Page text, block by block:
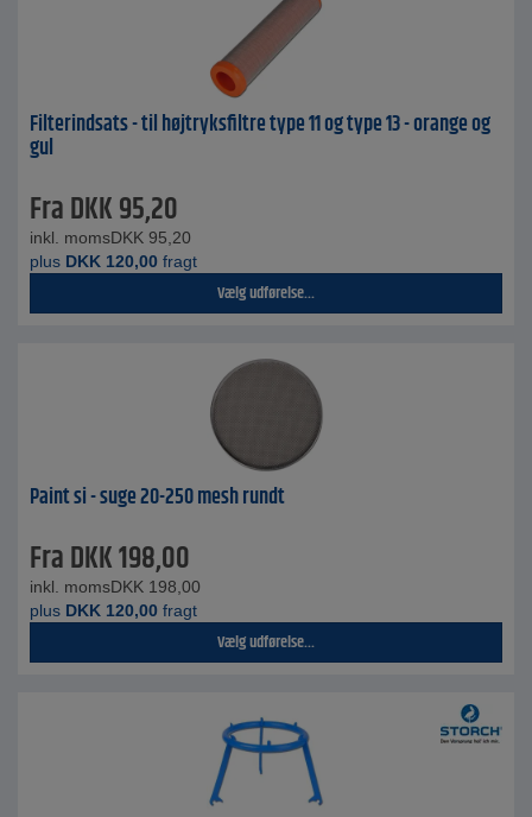
Filterindsats - til højtryksfiltre type 11 og type 13 - orange og
gul
FraDKK95,20
inkl. momsDKK 95,20
plus DKK 120,00 fragt
Vælg udførelse...
Paint si - suge 20-250 mesh rundt
FraDKK198,00
inkl. momsDKK 198,00
plus DKK 120,00 fragt
Vælg udførelse...